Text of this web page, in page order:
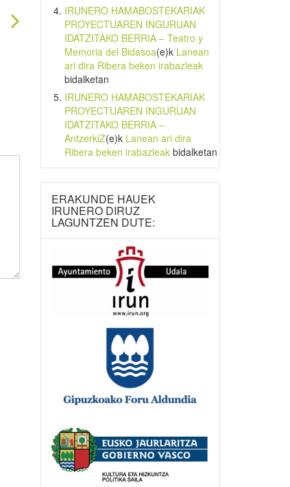
IRUNERO HAMABOSTEKARIAK
PROYECTUAREN INGURUAN
IDATZITAKO BERRIA – Teatro y
Memoria del Bidasoa(e)k Lanean
ari dira Ribera beken irabazleak
bidalketan
IRUNERO HAMABOSTEKARIAK
PROYECTUAREN INGURUAN
IDATZITAKO BERRIA –
AntzerkiZ(e)k Lanean ari dira
Ribera beken irabazleakbidalketan
ERAKUNDE HAUEK
IRUNERO DIRUZ
LAGUNTZEN DUTE: